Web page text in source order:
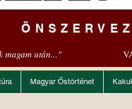
magam után..."
Magyar Őstörténet